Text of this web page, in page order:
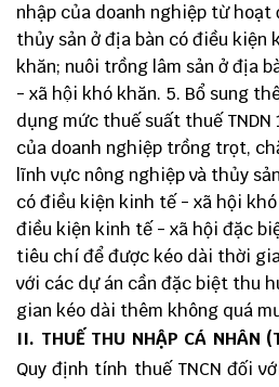
nhập của doanh nghiệp từ hoạt
thủy sản ở địa bàn có điều kiện
khăn; nuôi trồng lâm sản ở địa
- xã hội khó khăn. 5. Bổ sung
dụng mức thuế suất thuế TNDN
của doanh nghiệp trồng trọt,
lĩnh vực nông nghiệp và thủy
có điều kiện kinh tế - xã hội
điều kiện kinh tế - xã hội đặc
tiêu chí để được kéo dài thời
với các dự án cần đặc biệt thu
gian kéo dài thêm không quá
II. THUẾ THU NHẬP CÁ
Quy định tính thuế TNCN đối